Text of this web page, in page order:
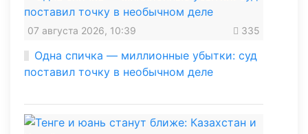
07 августа 2026, 10:39 335
Одна спичка — миллионные убытки: суд
поставил точку в необычном деле